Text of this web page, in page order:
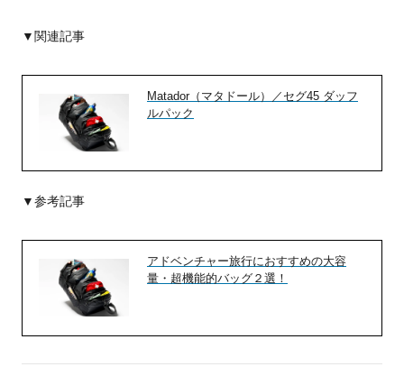
▼関連記事
Matador（マタドール）／セグ45 ダッフ
ルパック
▼参考記事
アドベンチャー旅行におすすめの大容
量・超機能的バッグ２選！